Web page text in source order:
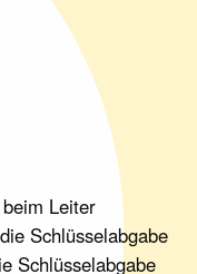
Leiter
Schlüsselabgabe
Schlüsselabgabe